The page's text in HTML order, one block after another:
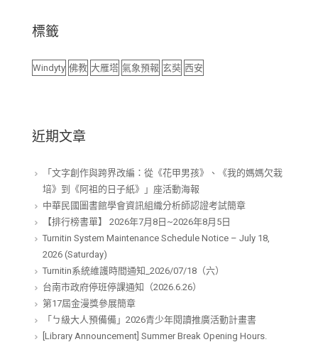
標籤
Windyty 佛教 大雁塔 氣象預報 玄奘 西安
近期文章
「文字創作與跨界改編：從《花甲男孩》、《我的媽媽欠栽
培》到《阿祖的日子紙》」座活動海報
中華民國圖書館學會資訊組織分析師認證考試簡章
【排行榜書單】 2026年7月8日~2026年8月5日
Turnitin System Maintenance Schedule Notice – July 18,
2026 (Saturday)
Turnitin系統維護時間通知_2026/07/18（六）
台南市政府停班停課通知（2026.6.26）
第17屆金漫獎參展簡章
「ㄅ級大人預備備」2026青少年閱讀推廣活動計畫書
[Library Announcement] Summer Break Opening Hours.